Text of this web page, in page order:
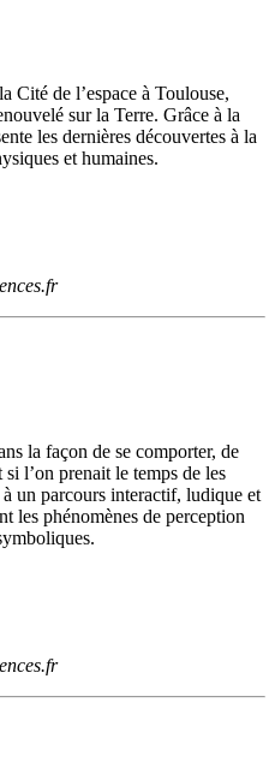
Cité de l’espace à Toulouse,
sur la Terre. Grâce à la
les dernières découvertes à la
et humaines.
la façon de se comporter, de
l’on prenait le temps de les
un parcours interactif, ludique et
les phénomènes de perception